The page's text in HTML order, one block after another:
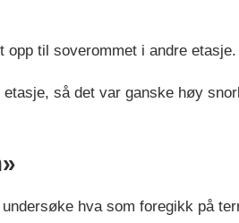
opp til soverommet i andre etasje.
så det var ganske høy
hva som foregikk på